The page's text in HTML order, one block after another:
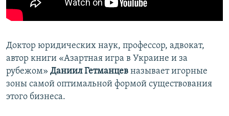
Доктор юридических наук, профессор, адвокат,
автор книги «Азартная игра в Украине и за
рубежом» Даниил Гетманцев называет игорные
зоны самой оптимальной формой существования
этого бизнеса.